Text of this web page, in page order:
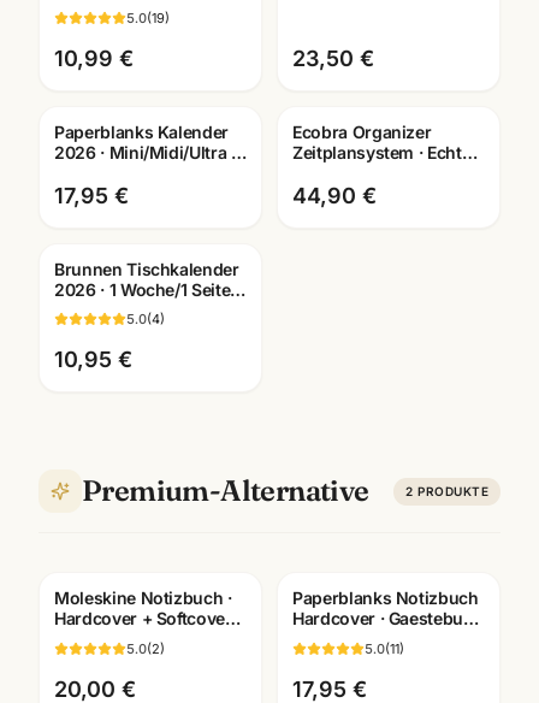
1 Woche/2 Seiten oder 1
Tag/1 Seite ·
Bueroorganisation
5.0(19)
10,99 € 23,50 €
Paperblanks Kalender
2026 · Mini/Midi/Ultra ·
Jahresplaner
17,95 €
Ecobra Organizer
Zeitplansystem · Echtes
2026
44,90 €
Brunnen Tischkalender
2026 · 1 Woche/1 Seite ·
32,6x10,2cm · Quer-
Terminbuch
5.0(4)
10,95 €
Premium-Alternative 2 PRODUKTE
Moleskine Notizbuch ·
Hardcover + Softcover ·
Pocket/Large/XL ·
Premium-Qualität
5.0(2)
20,00 €
Paperblanks Notizbuch
Hardcover · Gaestebuch
+ Skizzenbuch ·
Bueroausstattung
Mannheim
5.0(11)
17,95 €